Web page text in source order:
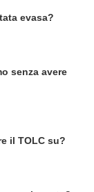
evasa?
senza avere
il TOLC su?